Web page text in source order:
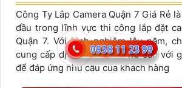
Công Ty Lắp Camera Quận 7 Giá Rẻ
đầu trong lĩnh vực thi công lắp đặt
Quận 7. Với kinh nghiệm lâu năm,
cung cấp dịch vụ chất lượng cao với
để đáp ứng nhu cầu của khách hàng